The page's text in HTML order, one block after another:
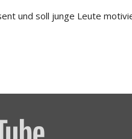
und soll junge Leute